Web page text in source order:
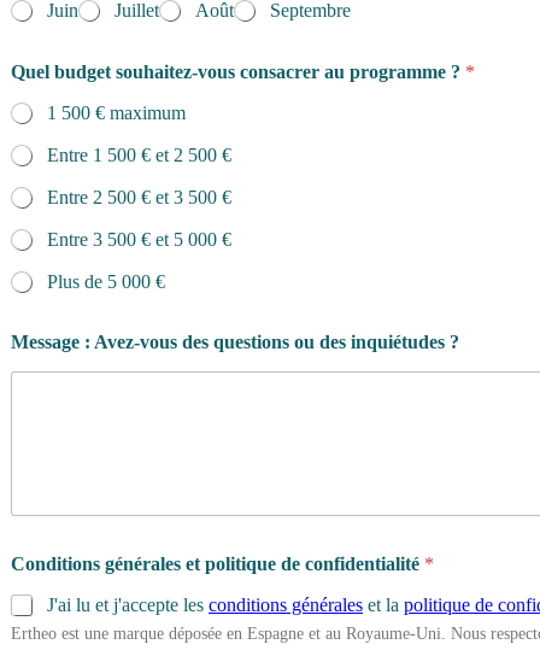
Juin
Juillet Août Septembre
Quel budget souhaitez-vous consacrer au programme ? *
1 500 € maximum
Entre 1 500 € et 2 500 €
Entre 2 500 € et 3 500 €
Entre 3 500 € et 5 000 €
Plus de 5 000 €
Message : Avez-vous des questions ou des inquiétudes ?
Conditions générales et politique de confidentialité *
J'ai lu et j'accepte les conditions générales et la politique de
Ertheo est une marque déposée en Espagne et au Royaume-Uni. Nous